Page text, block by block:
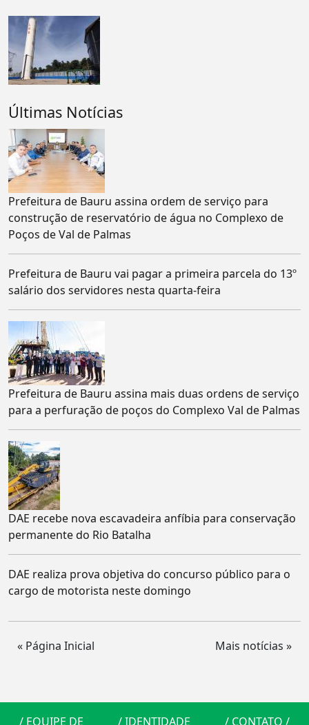
Últimas Notícias
Prefeitura de Bauru assina ordem de serviço para
construção de reservatório de água no Complexo de
Poços de Val de Palmas
Prefeitura de Bauru vai pagar a primeira parcela do 13º
salário dos servidores nesta quarta-feira
Prefeitura de Bauru assina mais duas ordens de serviço
para a perfuração de poços do Complexo Val de Palmas
DAE recebe nova escavadeira anfíbia para conservação
permanente do Rio Batalha
DAE realiza prova objetiva do concurso público para o
cargo de motorista neste domingo
« Página Inicial Mais notícias »
/ EQUIPE DE /IDENTIDADE / CONTATO /